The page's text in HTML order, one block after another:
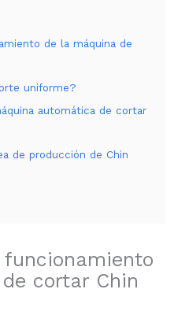
de la máquina de
uniforme?
automática de cortar
de producción de Chin
cortar Chin